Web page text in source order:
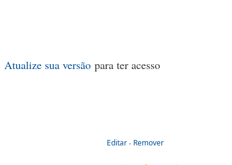
Atualize sua versão para ter acesso
Editar- Remover